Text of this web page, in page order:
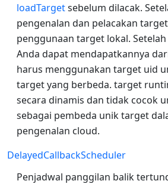
loadTargetsebelum dilacak.
pengenalan dan pelacakan
penggunaan target lokal.
Anda dapat mendapatkannya
harus menggunakan target uid
target yang berbeda. target
secara dinamis dan tidak cocok
sebagai pembeda unik target
pengenalan cloud.
DelayedCallbackScheduler
Penjadwal panggilan balik